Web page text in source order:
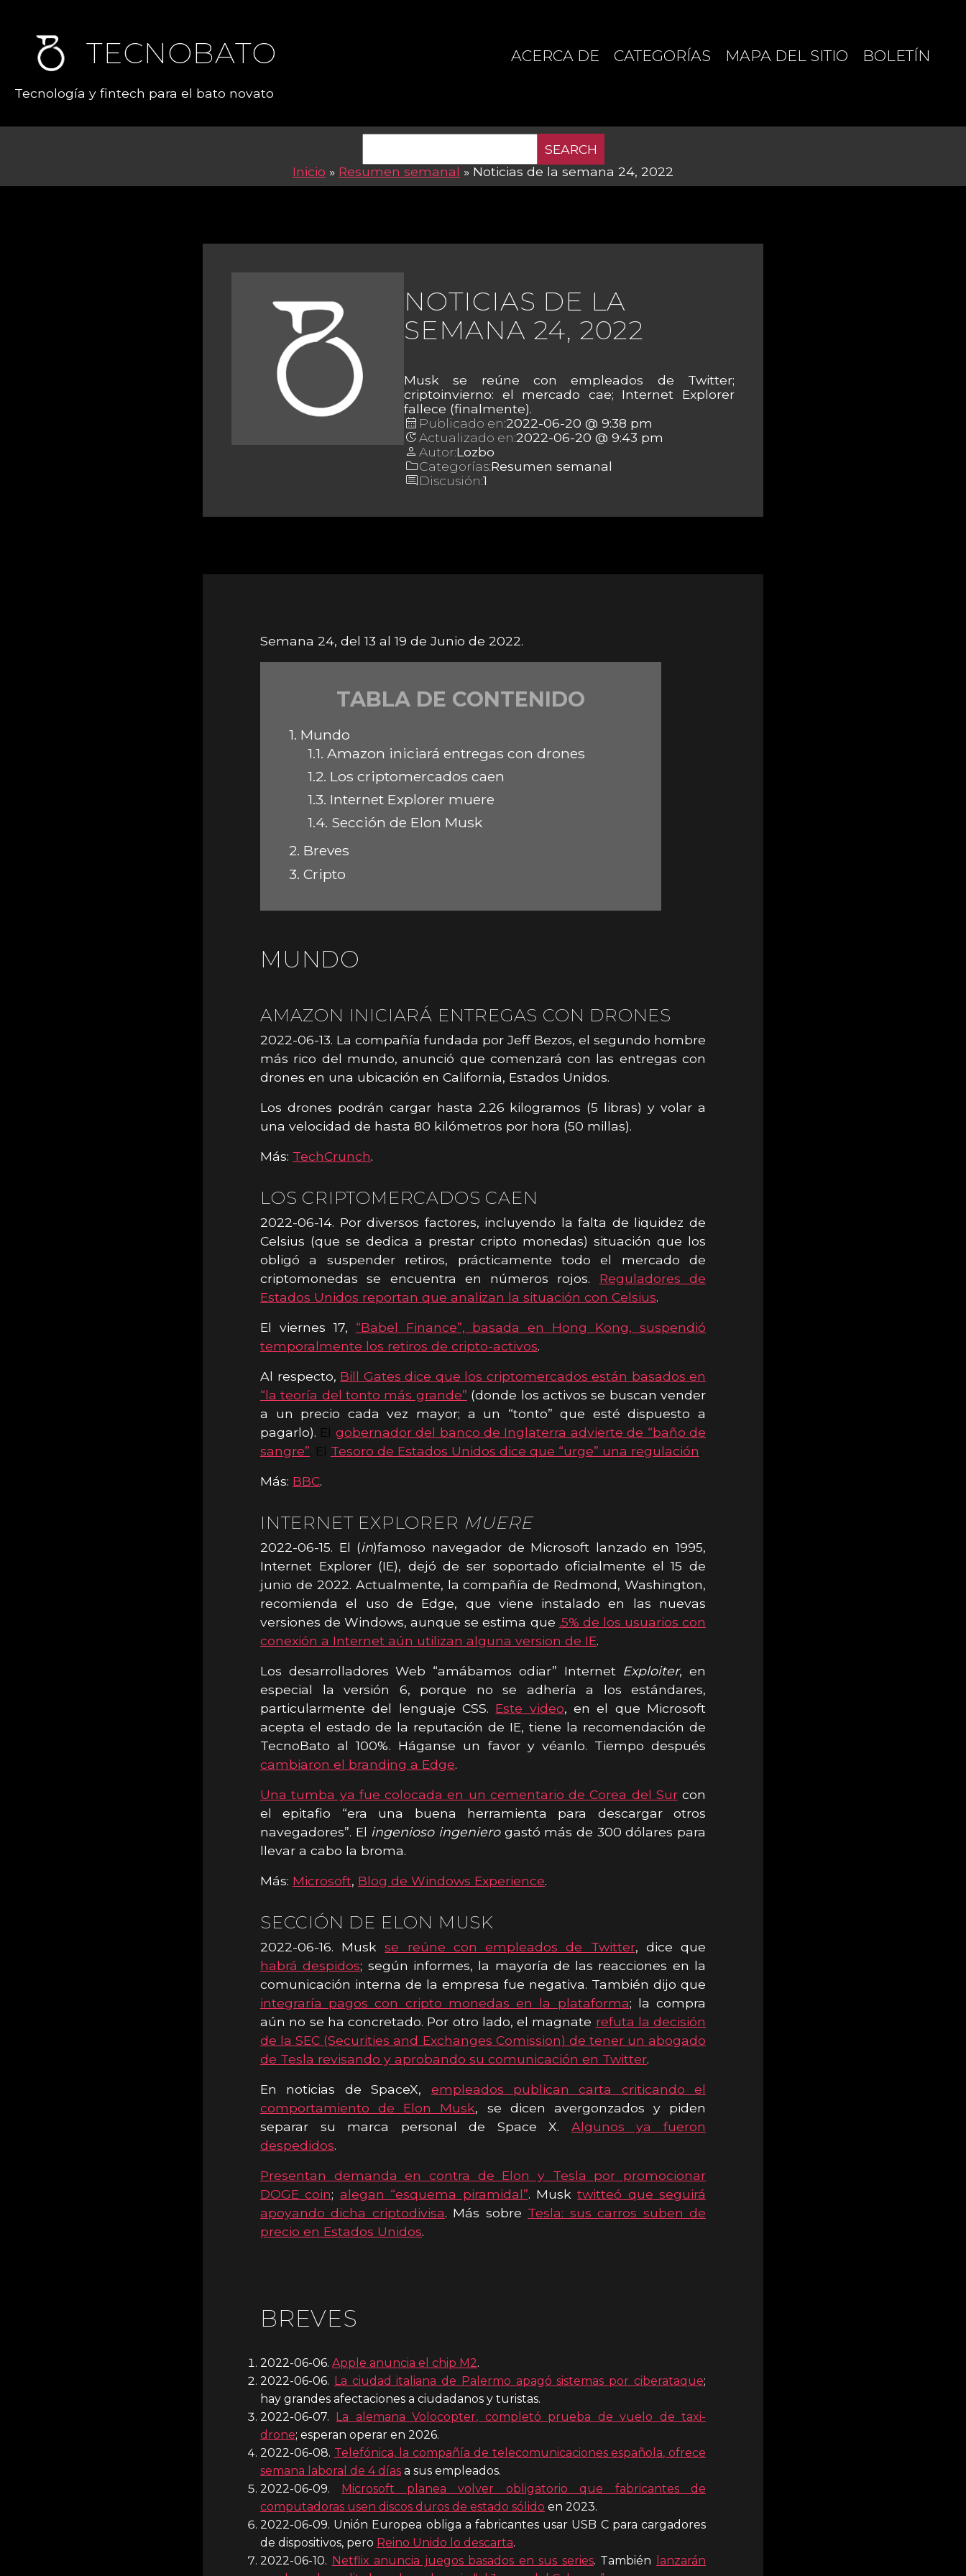
TECNOBATO
Tecnología y fintech para el bato novato
ACERCA DE CATEGORÍAS MAPA DEL SITIO BOLETÍN
SEARCH
Inicio » Resumen semanal » Noticias de la semana 24, 2022
NOTICIAS DE LA
SEMANA 24, 2022
Musk se reúne con empleados de Twitter;
criptoinvierno: el mercado cae; Internet Explorer
fallece (finalmente).
calendar_month Publicado en:2022-06-20 @ 9:38 pm
updateActualizado en:2022-06-20 @ 9:43 pm
person Autor:Lozbo
folderCategorías:Resumen semanal
commentDiscusión:1
Semana 24, del 13 al 19 de Junio de 2022.
TABLA DE CONTENIDO
1. Mundo
1.1. Amazon iniciará entregas con drones
1.2. Los criptomercados caen
1.3. Internet Explorer muere
1.4. Sección de Elon Musk
2. Breves
3. Cripto
MUNDO
AMAZON INICIARÁ ENTREGAS CON DRONES
2022-06-13. La compañía fundada por Jeff Bezos, el segundo hombre
más rico del mundo, anunció que comenzará con las entregas con
drones en una ubicación en California, Estados Unidos.
Los drones podrán cargar hasta 2.26 kilogramos (5 libras) y volar a
una velocidad de hasta 80 kilómetros por hora (50 millas).
Más: TechCrunch.
LOS CRIPTOMERCADOS CAEN
2022-06-14. Por diversos factores, incluyendo la falta de liquidez de
Celsius (que se dedica a prestar cripto monedas) situación que los
obligó a suspender retiros, prácticamente todo el mercado de
criptomonedas se encuentra en números rojos. Reguladores de
Estados Unidos reportan que analizan la situación con Celsius.
El viernes 17, “Babel Finance”, basada en Hong Kong, suspendió
temporalmente los retiros de cripto-activos.
Al respecto, Bill Gates dice que los criptomercados están basados en
“la teoría del tonto más grande” (donde los activos se buscan vender
a un precio cada vez mayor; a un “tonto” que esté dispuesto a
pagarlo). El gobernador del banco de Inglaterra advierte de “baño de
sangre” . El Tesoro de Estados Unidos dice que “urge” una regulación
Más: BBC.
INTERNET EXPLORER MUERE
2022-06-15. El (in)famoso navegador de Microsoft lanzado en 1995,
Internet Explorer (IE), dejó de ser soportado oficialmente el 15 de
junio de 2022. Actualmente, la compañía de Redmond, Washington,
recomienda el uso de Edge, que viene instalado en las nuevas
versiones de Windows, aunque se estima que .5% de los usuarios con
conexión a Internet aún utilizan alguna version de IE.
Los desarrolladores Web “amábamos odiar” Internet Exploiter, en
especial la versión 6, porque no se adhería a los estándares,
particularmente del lenguaje CSS. Este video, en el que Microsoft
acepta el estado de la reputación de IE, tiene la recomendación de
TecnoBato al 100%. Háganse un favor y véanlo. Tiempo después
cambiaron el branding a Edge.
Una tumba ya fue colocada en un cementario de Corea del Surcon
el epitafio “era una buena herramienta para descargar otros
navegadores”. El ingenioso ingenierogastó más de 300 dólares para
llevar a cabo la broma.
Más: Microsoft, Blog de Windows Experience.
SECCIÓN DE ELON MUSK
2022-06-16. Muskse reúne con empleados de Twitter, dice que
habrá despidos; según informes, la mayoría de las reacciones en la
comunicación interna de la empresa fue negativa. También dijo que
integraría pagos con cripto monedas en la plataforma; la compra
aún no se ha concretado. Por otro lado, el magnate refuta la decisión
de la SEC (Securities and Exchanges Comission) de tener un abogado
de Tesla revisando y aprobando su comunicación en Twitter.
En noticias de SpaceX, empleados publican carta criticando el
comportamiento de Elon Musk, se dicen avergonzados y piden
separar su marca personal de Space X. Algunos ya fueron
despedidos.
Presentan demanda en contra de Elon y Tesla por promocionar
DOGE coin; alegan “esquema piramidal”. Musktwitteó que seguirá
apoyando dicha criptodivisa. Más sobre Tesla: sus carros suben de
precio en Estados Unidos.
BREVES
2022-06-06. Apple anuncia el chip M2.
2022-06-06. La ciudad italiana de Palermo apagó sistemas por ciberataque;
hay grandes afectaciones a ciudadanos y turistas.
2022-06-07. La alemana Volocopter, completó prueba de vuelo de taxi-
drone; esperan operar en 2026.
2022-06-08. Telefónica, la compañía de telecomunicaciones española, ofrece
semana laboral de 4 días a sus empleados.
2022-06-09. Microsoft planea volver obligatorio que fabricantes de
computadoras usen discos duros de estado sólido en 2023.
2022-06-09. Unión Europea obliga a fabricantes usar USB C para cargadores
de dispositivos, pero Reino Unido lo descarta.
2022-06-10. Netflix anuncia juegos basados en sus series. También
lanzarán